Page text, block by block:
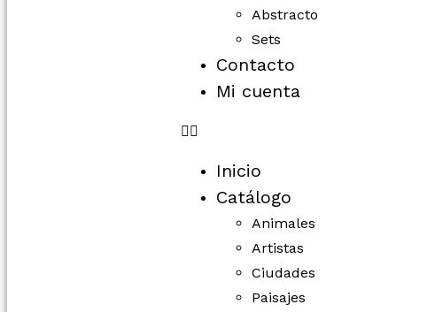
Abstracto
Sets
Contacto
Mi cuenta
Inicio
Catálogo
Animales
Artistas
Ciudades
Paisajes